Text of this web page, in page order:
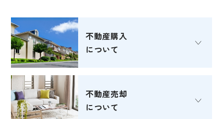
不動産購入
について
不動産売却
について